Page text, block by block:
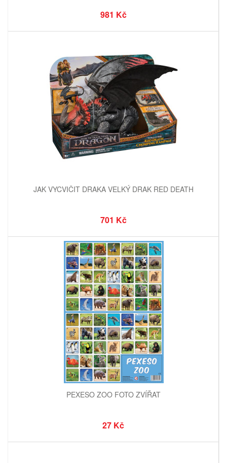
981 Kč
JAK VYCVIČIT DRAKA VELKÝ DRAK RED DEATH
701 Kč
PEXESO ZOO FOTO ZVÍŘAT
27 Kč